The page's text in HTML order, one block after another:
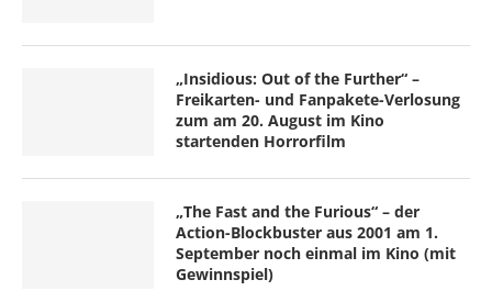
„Insidious: Out of the Further“ –
Freikarten- und Fanpakete-Verlosung
zum am 20. August im Kino
startenden Horrorfilm
„The Fast and the Furious“ – der
Action-Blockbuster aus 2001 am 1.
September noch einmal im Kino (mit
Gewinnspiel)